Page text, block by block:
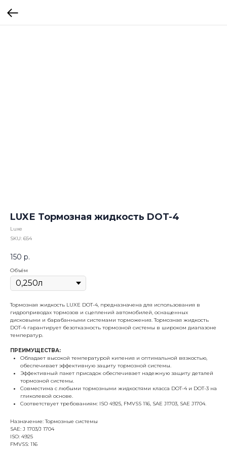
LUXЕ Тормозная жидкость DOT-4
Luxe
SKU: 654
150 р.
Объём
Тормозная жидкость LUXE DOT-4, предназначена для использования в
гидроприводах тормозов и сцеплений автомобилей, оснащенных
дисковыми и барабанными системами торможения. Тормозная жидкость
DOT-4 гарантирует безотказность тормозной системы в широком диапазоне
температур.
ПРЕИМУЩЕСТВА:
Обладает высокой температурой кипения и оптимальной вязкостью,
обеспечивает эффективную защиту тормозной системы.
Эффективный пакет присадок обеспечивает надежную защиту деталей
тормозной системы.
Совместима с любыми тормозными жидкостями класса DOT-4 и DOT-3 на
гликолевой основе.
Соответствует требованиям: ISO 4925, FMVSS 116, SAE J1703, SAE J1704.
Назначение: Тормозные системы
SAE: J 1703/J 1704
ISO: 4925
FMVSS: 116